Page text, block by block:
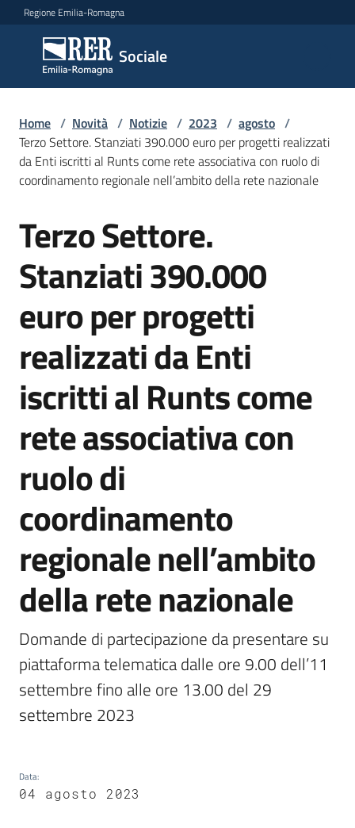
Vai al contenuto
Vai alla navigazione
Vai al footer
Regione Emilia-Romagna
Sociale
Sociale
Argomenti
Novità
Servizi
Leggi
Atti
Bandi
Piani
Programmi
Progetti
Seguici
Home / Novità / Notizie / 2023 / agosto /
Terzo Settore. Stanziati 390.000 euro per progetti realizzati
da Enti iscritti al Runts come rete associativa con ruolo di
coordinamento regionale nell’ambito della rete nazionale
Salta al contenuto
Terzo Settore.
Stanziati 390.000
euro per progetti
realizzati da Enti
iscritti al Runts come
rete associativa con
ruolo di
coordinamento
regionale nell’ambito
della rete nazionale
Domande di partecipazione da presentare su
piattaforma telematica dalle ore 9.00 dell’11
settembre fino alle ore 13.00 del 29
settembre 2023
Data:
04 agosto 2023